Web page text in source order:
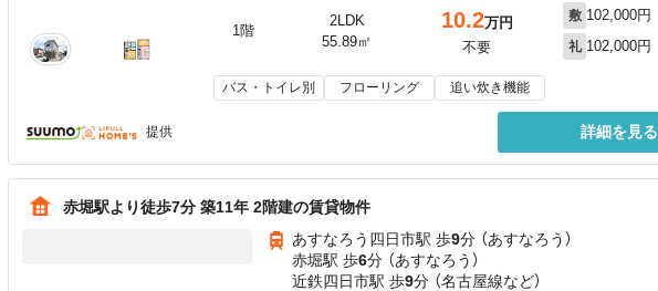
1階
2LDK
55.89㎡
10.2万円
不要
敷 102,000円
礼 102,000円
バス・トイレ別 フローリング 追い炊き機能
提供 詳細を見る
赤堀駅より徒歩7分 築11年 2階建の賃貸物件
あすなろう四日市駅 歩9分 （あすなろう）
赤堀駅 歩6分 （あすなろう）
近鉄四日市駅 歩9分 （名古屋線など）